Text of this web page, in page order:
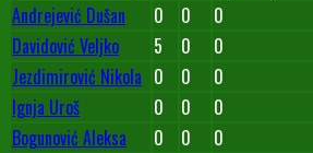
Andrejević Dušan
0 0 0
Davidović Veljko
5 0 0
Jezdimirović Nikola 0 0 0
Ignja Uroš
0 0 0
Bogunović Aleksa
0 0 0